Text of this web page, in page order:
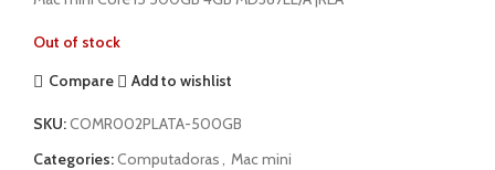
Out of stock
Compare
Add to wishlist
SKU:COMR002PLATA-500GB
Categories:Computadoras
Mac mini